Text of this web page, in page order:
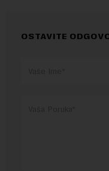
OSTAVITE